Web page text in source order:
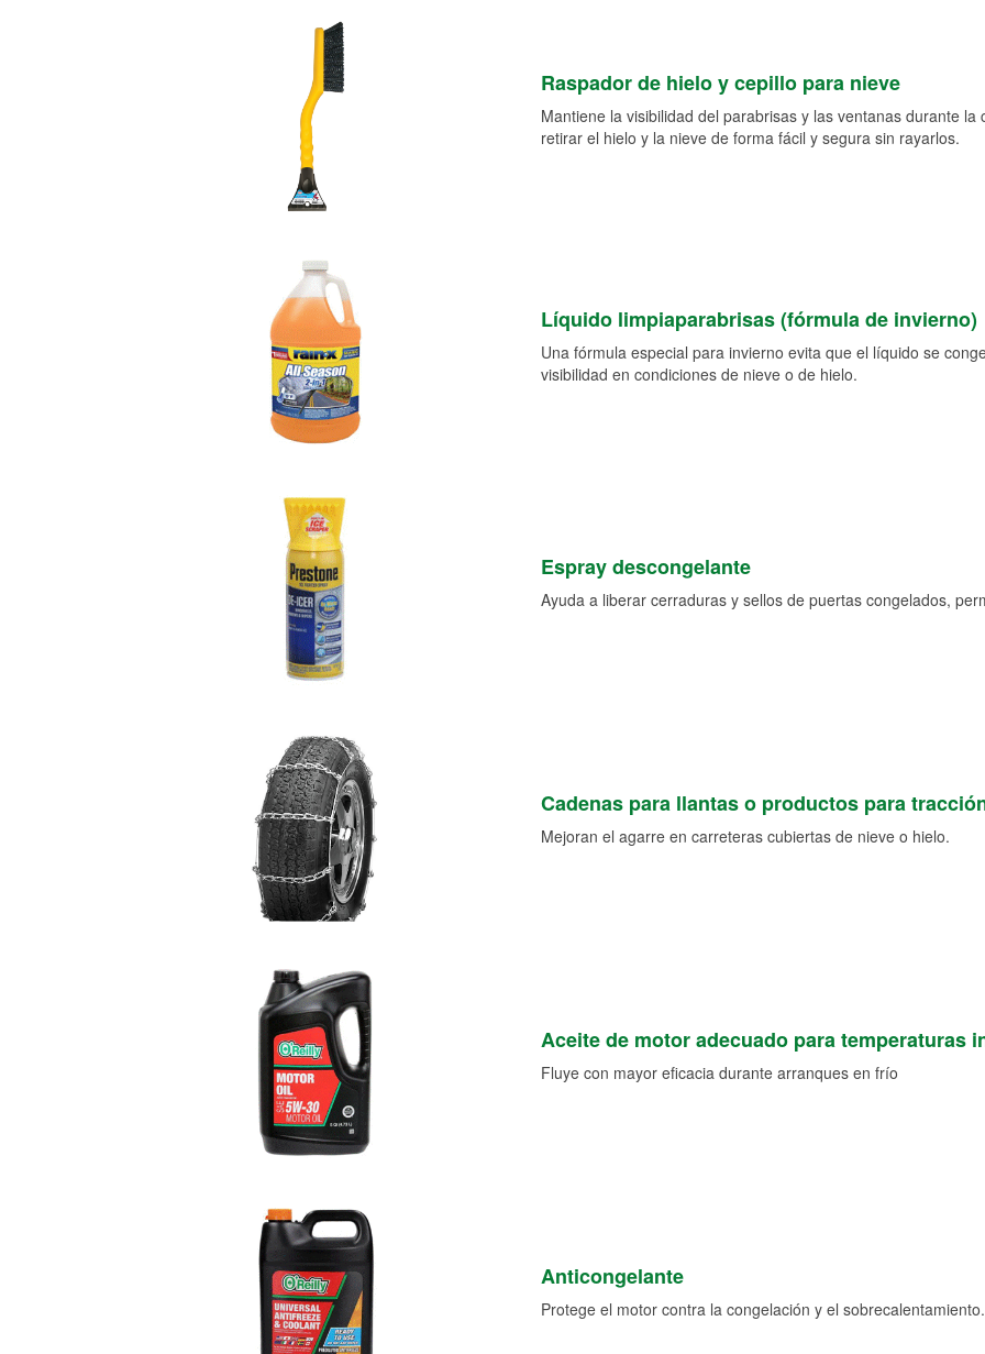
Raspador de hielo y cepillo para nieve
Mantiene la visibilidad del parabrisas y las ventanas durante
retirar el hielo y la nieve de forma fácil y segura sin rayarlos.
Líquido limpiaparabrisas (fórmula de invierno)
Una fórmula especial para invierno evita que el líquido se
visibilidad en condiciones de nieve o de hielo.
Espray descongelante
Ayuda a liberar cerraduras y sellos de puertas congelados,
Cadenas para llantas o productos para
Mejoran el agarre en carreteras cubiertas de nieve o hielo.
Aceite de motor adecuado para temperaturas
Fluye con mayor eficacia durante arranques en frío
Anticongelante
Protege el motor contra la congelación y el sobrecalentamiento.